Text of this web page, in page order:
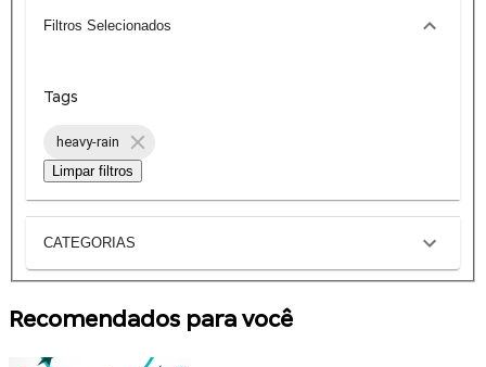
Filtros Selecionados
Tags
heavy-rain
Limpar filtros
CATEGORIAS
Recomendados para você